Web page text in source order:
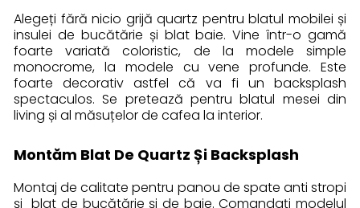
Alegeți fără nicio grijă quartz pentru blatul mobilei și
insulei de bucătărie și blat baie. Vine într-o gamă
foarte variată coloristic, de la modele simple
monocrome, la modele cu vene profunde. Este
foarte decorativ astfel că va fi un backsplash
spectaculos. Se pretează pentru blatul mesei din
living și al măsuțelor de cafea la interior.
Montăm Blat De Quartz Și Backsplash
Montaj de calitate pentru panou de spate anti stropi
și blat de bucătărie și de baie. Comandați modelul